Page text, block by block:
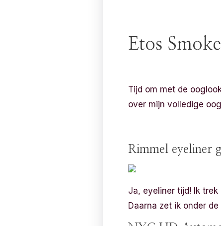
Etos
Tijd om met de
over mijn volledige
Rimmel eyeliner
Ja, eyeliner tijd! Ik
Daarna zet ik onder